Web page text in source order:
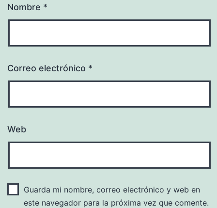
Nombre *
Correo electrónico *
Web
Guarda mi nombre, correo electrónico y web en
este navegador para la próxima vez que comente.